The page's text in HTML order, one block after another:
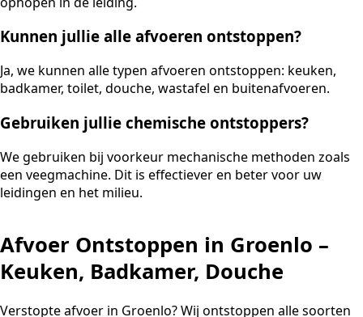
Kunnen jullie alle afvoeren ontstoppen?
Ja, we kunnen alle typen afvoeren ontstoppen: keuken,
badkamer, toilet, douche, wastafel en buitenafvoeren.
Gebruiken jullie chemische ontstoppers?
We gebruiken bij voorkeur mechanische methoden zoals
een veegmachine. Dit is effectiever en beter voor uw
leidingen en het milieu.
Afvoer Ontstoppen in Groenlo –
Keuken, Badkamer, Douche
Verstopte afvoer in Groenlo? Wij ontstoppen alle soorten